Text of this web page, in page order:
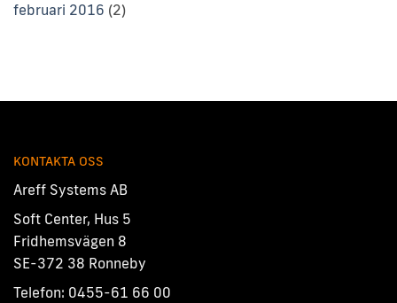
februari 2016 (2)
KONTAKTA OSS
Areff Systems AB
Soft Center, Hus 5
Fridhemsvägen 8
SE-372 38 Ronneby
Telefon: 0455-61 66 00